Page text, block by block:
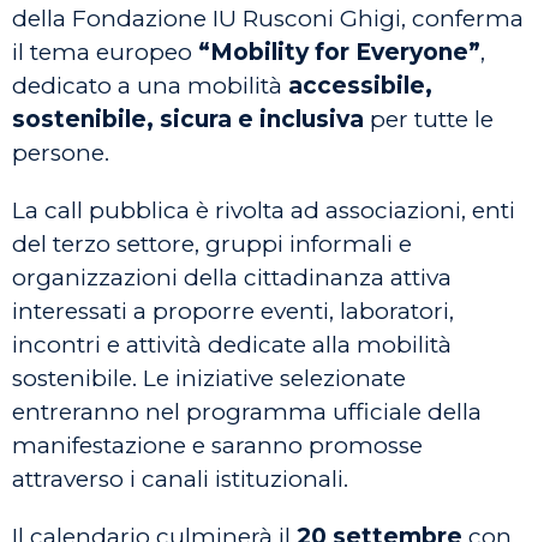
della Fondazione IU Rusconi Ghigi, conferma
il tema europeo “Mobility for Everyone”,
dedicato a una mobilità accessibile,
sostenibile, sicura e inclusiva per tutte le
persone.
La call pubblica è rivolta ad associazioni, enti
del terzo settore, gruppi informali e
organizzazioni della cittadinanza attiva
interessati a proporre eventi, laboratori,
incontri e attività dedicate alla mobilità
sostenibile. Le iniziative selezionate
entreranno nel programma ufficiale della
manifestazione e saranno promosse
attraverso i canali istituzionali.